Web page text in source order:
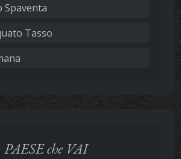
Spaventa
Tasso
PAESE che VAI